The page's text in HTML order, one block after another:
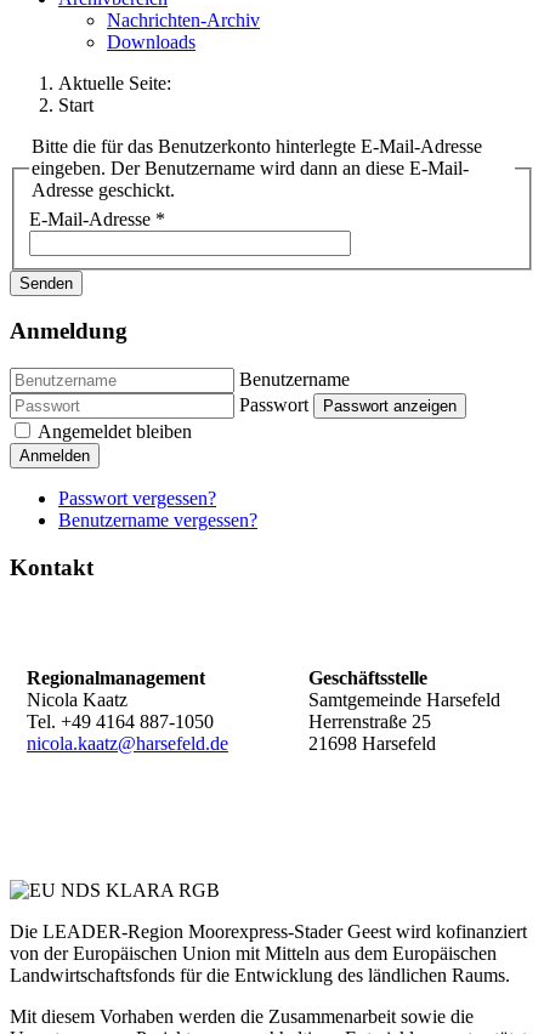
Nachrichten-Archiv
Downloads
Aktuelle Seite:
Start
Bitte die für das Benutzerkonto hinterlegte E-Mail-Adresse
eingeben. Der Benutzername wird dann an diese E-Mail-
Adresse geschickt.
E-Mail-Adresse *
Senden
Anmeldung
Benutzername
Passwort
Passwort anzeigen
Angemeldet bleiben
Anmelden
Passwort vergessen?
Benutzername vergessen?
Kontakt
Regionalmanagement
Nicola Kaatz
Tel. +49 4164 887-1050
nicola.kaatz@harsefeld.de
Geschäftsstelle
Samtgemeinde Harsefeld
Herrenstraße 25
21698 Harsefeld
Die LEADER-Region Moorexpress-Stader Geest wird kofinanziert
von der Europäischen Union mit Mitteln aus dem Europäischen
Landwirtschaftsfonds für die Entwicklung des ländlichen Raums.
Mit diesem Vorhaben werden die Zusammenarbeit sowie die